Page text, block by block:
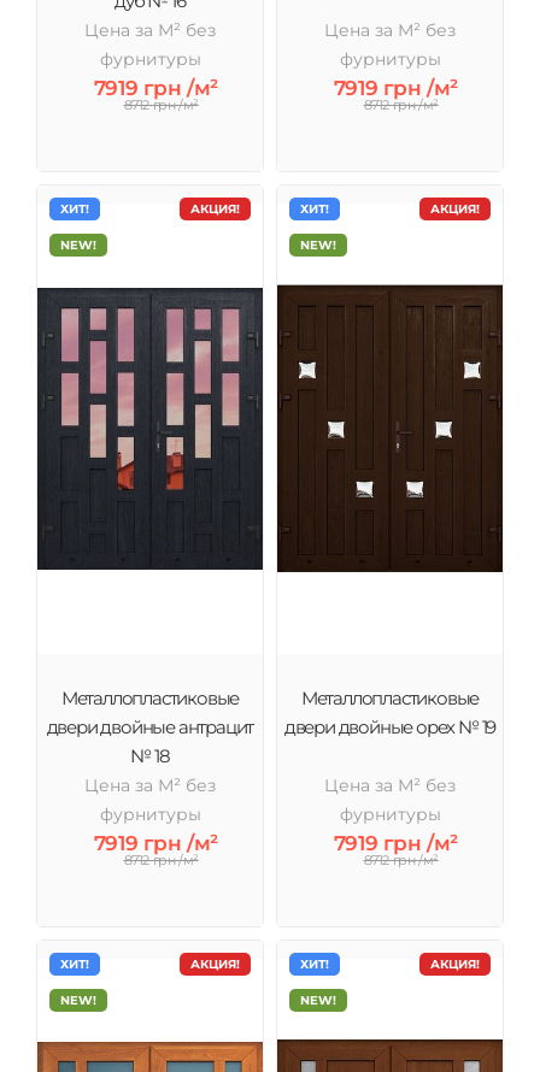
Цена за М² без
фурнитуры
7919 грн /м²
8712 грн /м²
Цена за М² без
фурнитуры
7919 грн /м²
8712 грн /м²
АКЦИЯ!
ХИТ!
NEW!
Металлопластиковые
двери двойные антрацит
№ 18
Цена за М² без
фурнитуры
7919 грн /м²
8712 грн /м²
АКЦИЯ!
ХИТ!
NEW!
Металлопластиковые
двери двойные орех № 19
Цена за М² без
фурнитуры
7919 грн /м²
8712 грн /м²
АКЦИЯ!
ХИТ!
NEW!
АКЦИЯ!
ХИТ!
NEW!